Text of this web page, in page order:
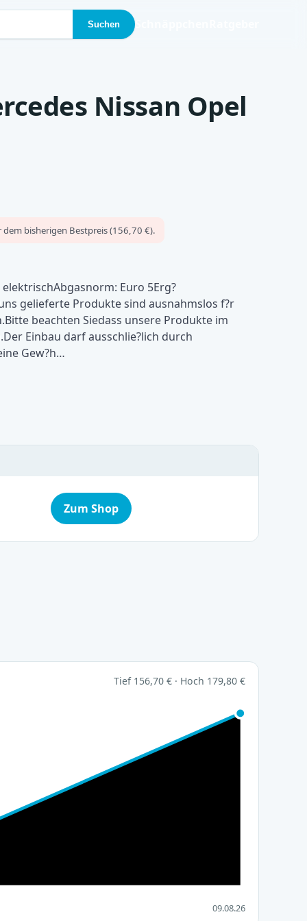
Suchen
Nissan Opel
bisherigen Bestpreis (156,70 €).
Euro 5Erg?
gelieferte Produkte sind ausnahmslos f?r
beachten Siedass unsere Produkte im
Einbau darf ausschlie?lich durch
Gew?h…
Zum Shop
Tief 156,70 € · Hoch 179,80 €
09.08.26